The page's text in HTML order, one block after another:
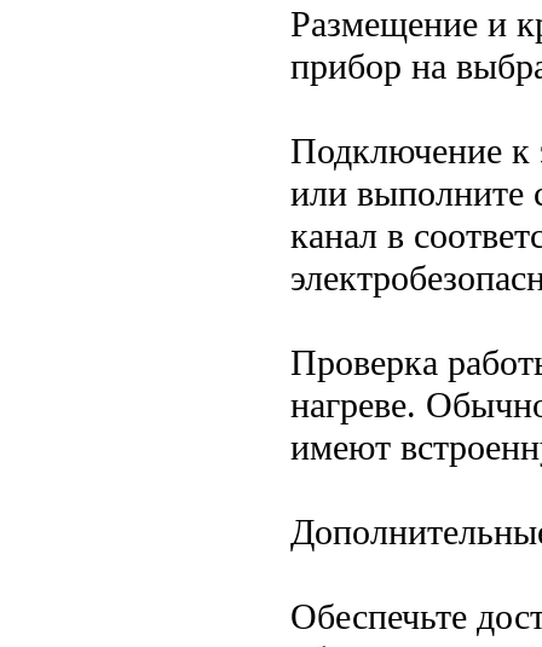
Размещение и
прибор на
Подключение к
или выполните
канал в
Проверка
нагреве.
имеют
Обеспечьте